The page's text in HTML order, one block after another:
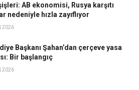
AB ekonomisi, Rusya karşıtı
nedeniyle hızla zayıflıyor
2026
Başkanı Şahan’dan çerçeve yasa
Bir başlangıç
2026